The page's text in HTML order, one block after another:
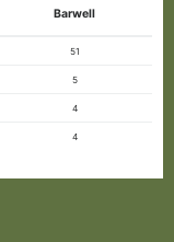
Barwell
51
5
4
4